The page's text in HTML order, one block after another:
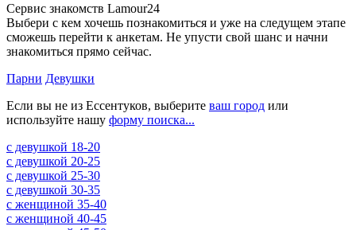
Сервис знакомств Lamour24
Выбери с кем хочешь познакомиться и уже на следущем этапе
сможешь перейти к анкетам. Не упусти свой шанс и начни
знакомиться прямо сейчас.
Парни Девушки
Если вы не из Ессентуков, выберите ваш город или
используйте нашу форму поиска...
c девушкой 18-20
c девушкой 20-25
c девушкой 25-30
c девушкой 30-35
c женщиной 35-40
c женщиной 40-45